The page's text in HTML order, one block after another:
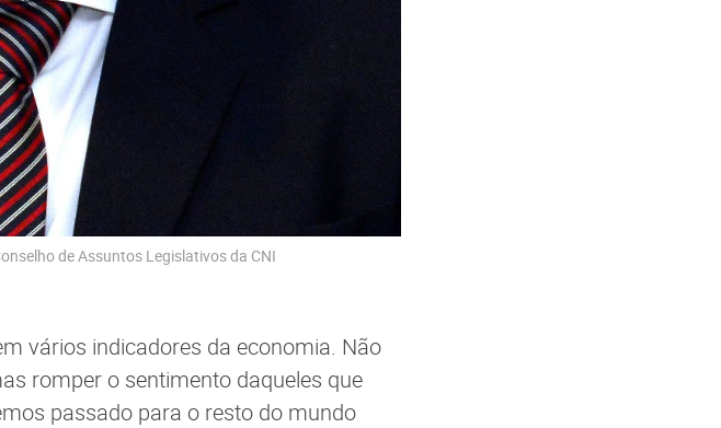
de Assuntos Legislativos da CNI
vários indicadores da economia. Não
romper o sentimento daqueles que
passado para o resto do mundo